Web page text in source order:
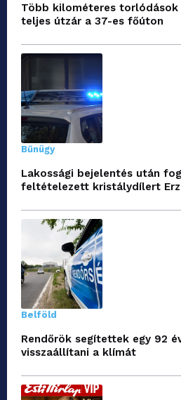
Több kilométeres torlódások
teljes útzár a 37-es főúton
Bűnügy
Lakossági bejelentés után
feltételezett kristálydílert
Belföld
Rendőrök segítettek egy 92
visszaállítani a klímát